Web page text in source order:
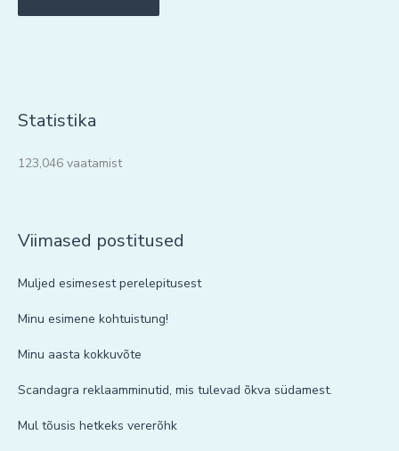
Statistika
123,046 vaatamist
Viimased postitused
Muljed esimesest perelepitusest
Minu esimene kohtuistung!
Minu aasta kokkuvõte
Scandagra reklaamminutid, mis tulevad õkva südamest.
Mul tõusis hetkeks vererõhk